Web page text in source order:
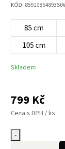
KÓD: 8591086489350
85 cm
105 cm
Skladem
799 Kč
Cena s DPH / ks
-